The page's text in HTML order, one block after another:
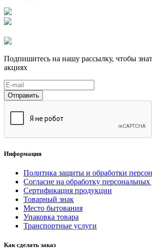
Подпишитесь на нашу рассылку, чтобы
акциях
Отправить
Информация
Политика защиты и обработки
Согласие на обработку
Сертификация продукции
Товарный знак
Место бытования
Упаковка товара
Транспортные услуги
Как сделать заказ